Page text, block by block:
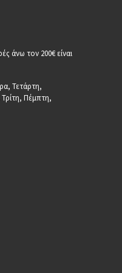
άνω τον 200€ είναι
Τετάρτη,
Τρίτη, Πέμπτη,